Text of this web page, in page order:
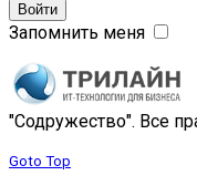
Запомнить меня
"Содружество". Все
Goto Top